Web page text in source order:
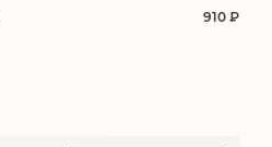
910 ₽